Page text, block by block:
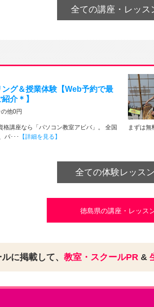
全ての講座・レッス
グ＆授業体験【Web予約で最
介＊】
他0円
講座なら「パソコン教室アビバ」。 全国
パ･･･
【詳細を見る】
まずは無
全ての体験レッス
徳島県の講座・レッス
に掲載して、 教室・スクールPR&